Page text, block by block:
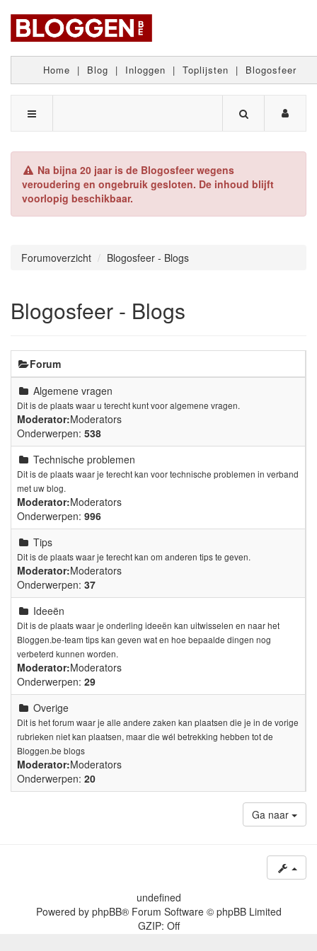
Home | Blog | Inloggen | Toplijsten | Blogosfeer
Na bijna 20 jaar is de Blogosfeer wegens
veroudering en ongebruik gesloten. De inhoud blijft
voorlopig beschikbaar.
Forumoverzicht Blogosfeer - Blogs
Blogosfeer - Blogs
Forum
Algemene vragen
Dit is de plaats waar u terecht kunt voor algemene vragen.
Moderator:Moderators
Onderwerpen: 538
Technische problemen
Dit is de plaats waar je terecht kan voor technische problemen in verband
met uw blog.
Moderator:Moderators
Onderwerpen: 996
Tips
Dit is de plaats waar je terecht kan om anderen tips te geven.
Moderator:Moderators
Onderwerpen: 37
Ideeën
Dit is de plaats waar je onderling ideeën kan uitwisselen en naar het
Bloggen.be-team tips kan geven wat en hoe bepaalde dingen nog
verbeterd kunnen worden.
Moderator:Moderators
Onderwerpen: 29
Overige
Dit is het forum waar je alle andere zaken kan plaatsen die je in de vorige
rubrieken niet kan plaatsen, maar die wél betrekking hebben tot de
Bloggen.be blogs
Moderator:Moderators
Onderwerpen: 20
Ga naar
undefined
Powered by phpBB® Forum Software © phpBB Limited
GZIP: Off